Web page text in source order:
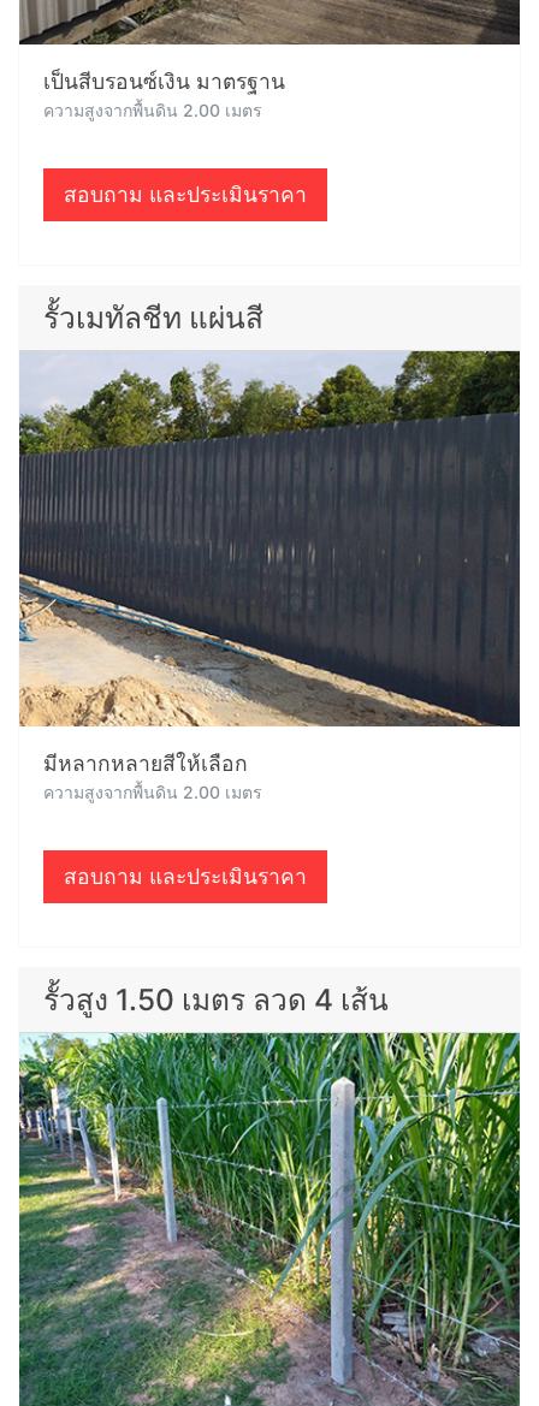
เป็นสีบรอนซ์เงิน มาตรฐาน
ความสูงจากพื้นดิน 2.00 เมตร
สอบถาม และประเมินราคา
รั้วเมทัลชีท แผ่นสี
มีหลากหลายสีให้เลือก
ความสูงจากพื้นดิน 2.00 เมตร
สอบถาม และประเมินราคา
รั้วสูง 1.50 เมตร ลวด 4 เส้น